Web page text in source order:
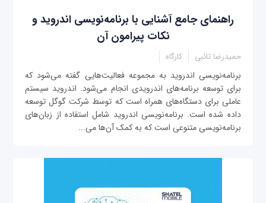
راهنمای جامع آشنایی با برنامه‌نویسی اندروید و
نکات پیرامون آن
حمیدرضا تائبی کارگاه
برنامه‌نویسی اندروید به مجموعه فعالیت‌هایی گفته می‌شود که
برای توسعه برنامه‌های اندرویدی انجام می‌شود. اندروید سیستم
عاملی برای دستگاه‌های همراه است که توسط شرکت گوگل توسعه
داده شده است. برنامه‌نویسی اندروید شامل استفاده از زبان‌های
برنامه‌نویسی متنوعی است که به کمک آن‌ها می‌...